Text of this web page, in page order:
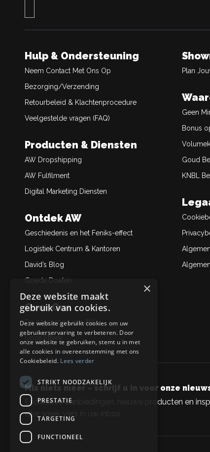
Hulp & Ondersteuning
Neem Contact Met Ons Op
Bezorging/Verzending
Retourbeleid & Klachtenprocedure
Veelgestelde vragen (FAQ)
Producten & Diensten
AW Dropshipping
AW Fulfilment
Digital Marketing Diensten
Ontdek AW
Geschiedenis en het Feniks-effect
Logistiek Centrum & Kantoren
David’s Blog
Goede Doelen
Over Ons
De oorsprong van AW
Plan
Geen
Bonus
Goud
KNBL
Mis niets meer – schrijf u in voor onze
Exclusieve aanbiedingen, nieuwe producten en
elke week vers in uw inbox.
×
Deze website maakt
gebruik van cookies.
Deze website gebruikt cookies om uw
gebruikerservaring te verbeteren. Door
onze website te gebruiken, stemt u in met
alle cookies in overeenstemming met ons
Cookiebeleid. Lees verder
STRIKT NOODZAKELIJK
PRESTATIE
TARGETING
FUNCTIONEEL